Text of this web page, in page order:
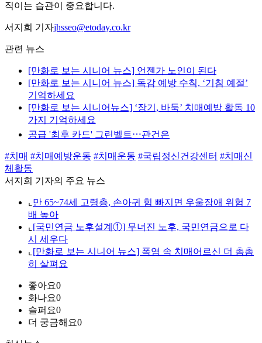
직이는 습관이 중요합니다.
서지희 기자jhsseo@etoday.co.kr
관련 뉴스
[만화로 보는 시니어 뉴스] 언젠가 노인이 된다
[만화로 보는 시니어 뉴스] 독감 예방 수칙, ‘기침 예절’
기억하세요
[만화로 보는 시니어뉴스] ‘장기, 바둑’ 치매예방 활동 10
가지 기억하세요
공급 '최후 카드' 그린벨트⋯관건은
#치매 #치매예방운동 #치매운동 #국립정신건강센터 #치매신
체활동
서지희 기자의 주요 뉴스
⌞ 만 65~74세 고령층, 손아귀 힘 빠지면 우울장애 위험 7
배 높아
⌞ [국민연금 노후설계①] 무너진 노후, 국민연금으로 다
시 세우다
⌞ [만화로 보는 시니어 뉴스] 폭염 속 치매어르신 더 촘촘
히 살펴요
좋아요0
화나요0
슬퍼요0
더 궁금해요0